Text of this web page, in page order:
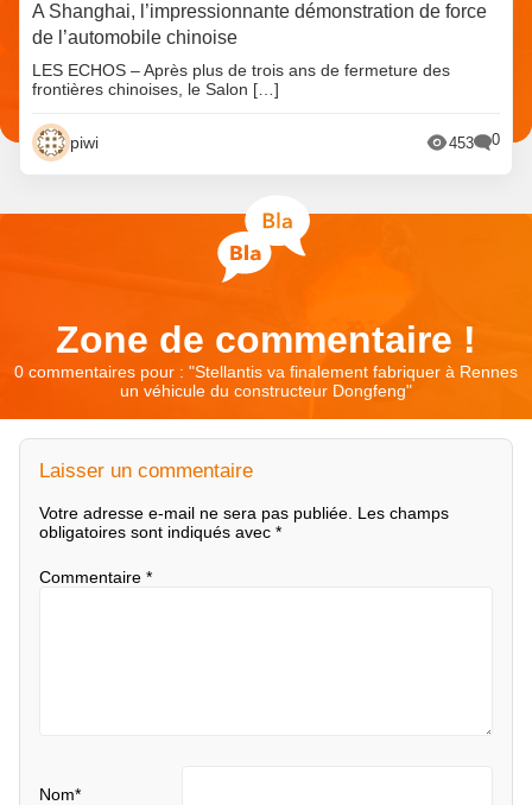
A Shanghai, l’impressionnante démonstration de force
de l’automobile chinoise
LES ECHOS – Après plus de trois ans de fermeture des
frontières chinoises, le Salon […]
piwi 453 0
Zone de commentaire !
0 commentaires pour : "Stellantis va finalement fabriquer à Rennes
un véhicule du constructeur Dongfeng"
Laisser un commentaire
Votre adresse e-mail ne sera pas publiée. Les champs
obligatoires sont indiqués avec *
Commentaire *
Nom*